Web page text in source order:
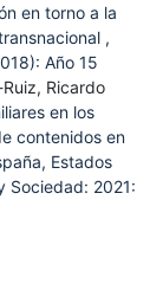
en torno a la
,
Año 15
Ricardo
en los
contenidos en
Estados
Sociedad: 2021: